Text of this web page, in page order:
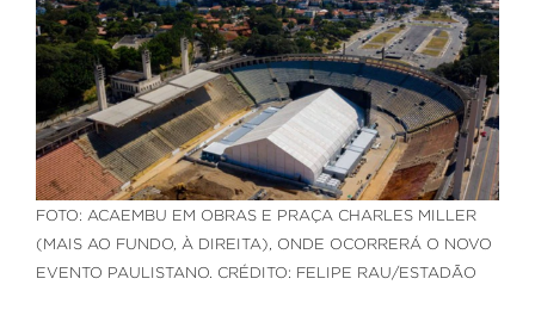
FOTO: ACAEMBU EM OBRAS E PRAÇA CHARLES MILLER
(MAIS AO FUNDO, À DIREITA), ONDE OCORRERÁ O NOVO
EVENTO PAULISTANO. CRÉDITO: FELIPE RAU/ESTADÃO